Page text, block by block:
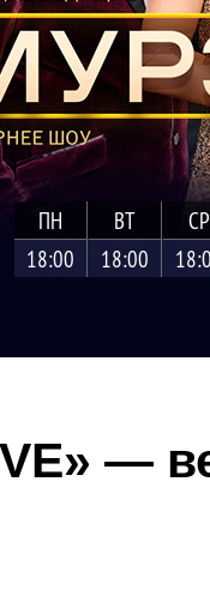
ПН ВТ
СР
18:00
18:00
—